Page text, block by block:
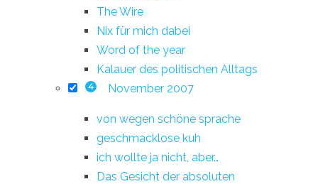
The Wire
Nix für mich dabei
Word of the year
Kalauer des politischen Alltags
4 November 2007
von wegen schöne sprache
geschmacklose kuh
ich wollte ja nicht, aber…
Das Gesicht der absoluten